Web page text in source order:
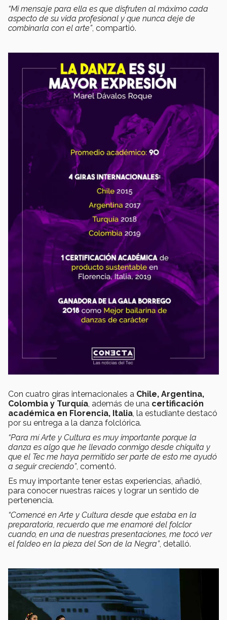
“Mi mensaje para ella es que disfruten al máximo cada
aspecto de su vida profesional y que nunca deje de
combinarla con el arte”, compartió.
Con cuatro giras internacionales a Chile, Argentina,
Colombia y Turquía, además de una certificación
académica en Florencia, Italia, la estudiante destacó
por su entrega a la danza folclórica.
“Para mí Arte y Cultura es muy importante porque la
danza es algo que he llevado conmigo desde chiquita y
que el Tec me haya permitido ser parte de esto me ayudó
a seguir creciendo”, comentó.
Es muy importante tener estas experiencias, añadió,
para conocer nuestras raíces y lograr un sentido de
pertenencia.
“Comencé en Arte y Cultura desde que estaba en la
preparatoria, recuerdo que me enamoré del folclor
cuando, en una de nuestras presentaciones, me tocó ver
el faldeo en la pieza del Son de la Negra”, detalló.